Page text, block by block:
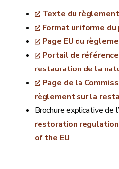
Texte du règlement
Format uniforme
Page EU du
Portail de
restauration de la
Page de la
règlement sur la
Brochure explicative de
restoration
of the EU